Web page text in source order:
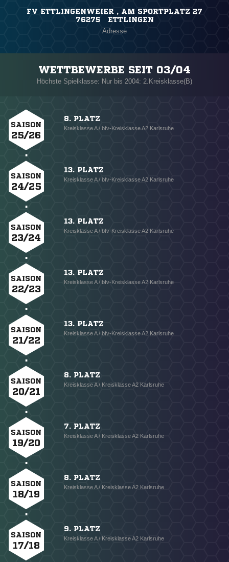
FV ETTLINGENWEIER , AM SPORTPLATZ 27
76275 ETTLINGEN
Adresse
WETTBEWERBE SEIT 03/04
Höchste Spielklasse: Nur bis 2004: 2.Kreisklasse(B)
SAISON
25/26
8. PLATZ
Kreisklasse A / bfv-Kreisklasse A2 Karlsruhe
SAISON
24/25
13. PLATZ
Kreisklasse A / bfv-Kreisklasse A2 Karlsruhe
SAISON
23/24
13. PLATZ
Kreisklasse A / bfv-Kreisklasse A2 Karlsruhe
SAISON
22/23
13. PLATZ
Kreisklasse A / bfv-Kreisklasse A2 Karlsruhe
SAISON
21/22
13. PLATZ
Kreisklasse A / bfv-Kreisklasse A2 Karlsruhe
SAISON
20/21
8. PLATZ
Kreisklasse A / Kreisklasse A2 Karlsruhe
SAISON
19/20
7. PLATZ
Kreisklasse A / Kreisklasse A2 Karlsruhe
SAISON
18/19
8. PLATZ
Kreisklasse A / Kreisklasse A2 Karlsruhe
SAISON
17/18
9. PLATZ
Kreisklasse A / Kreisklasse A2 Karlsruhe